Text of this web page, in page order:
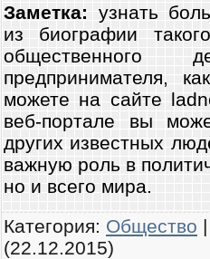
Заметка: узнать
из биографии
общественного
предпринимателя,
можете на сайте
веб-портале вы
других известных
важную роль в
но и всего мира.
Категория: Общество
(22.12.2015)